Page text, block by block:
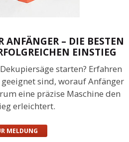
ANFÄNGER – DIE BESTEN
EINSTIEG
starten? Erfahren
sind, worauf Anfänger
eine präzise Maschine den
erleichtert.
MELDUNG